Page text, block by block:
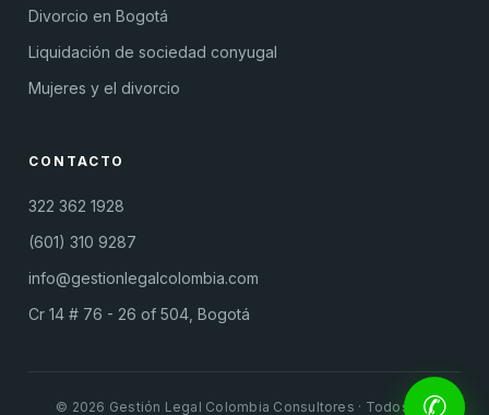
Divorcio en Bogotá
Liquidación de sociedad conyugal
Mujeres y el divorcio
CONTACTO
322 362 1928
(601) 310 9287
info@gestionlegalcolombia.com
Cr 14 # 76 - 26 of 504, Bogotá
© 2026 Gestión Legal Colombia Consultores · Todos los✆